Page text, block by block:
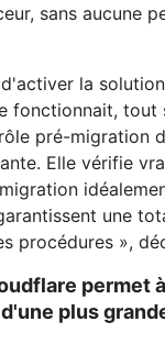
sans aucune
la
fonctionnait, tout
pré-migration
Elle vérifie
une
procédures »,
permet
plus